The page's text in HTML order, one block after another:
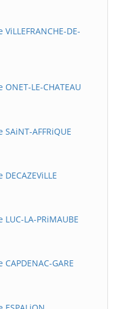
DE-
LE-CHATEAU
AFFRiQUE
LA-PRiMAUBE
GARE